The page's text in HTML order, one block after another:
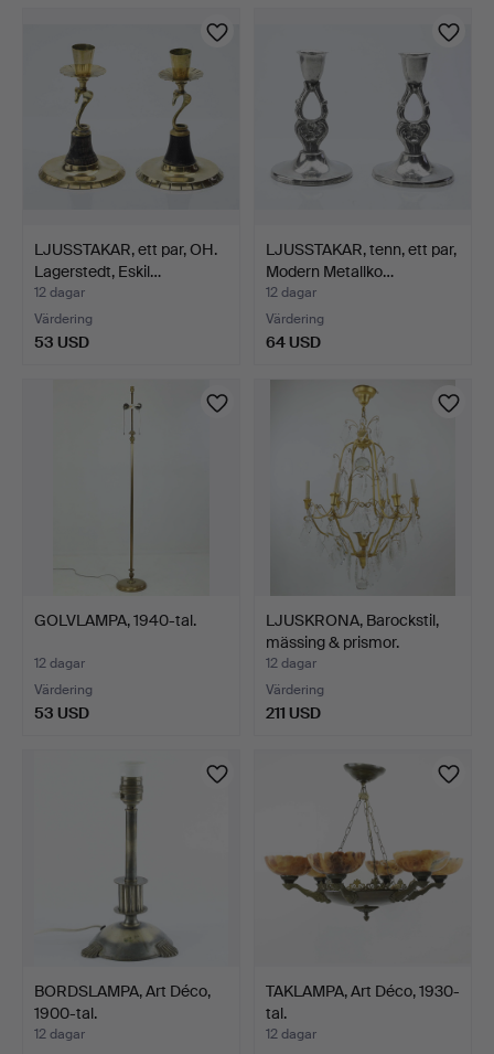
LJUSSTAKAR, ett par, OH.
Lagerstedt, Eskil…
12 dagar
Värdering
53 USD
LJUSSTAKAR, tenn, ett par,
Modern Metallko…
12 dagar
Värdering
64 USD
GOLVLAMPA, 1940-tal.
12 dagar
Värdering
53 USD
LJUSKRONA, Barockstil,
mässing & prismor.
12 dagar
Värdering
211 USD
BORDSLAMPA, Art Déco,
1900-tal.
12 dagar
TAKLAMPA, Art Déco, 1930-
tal.
12 dagar